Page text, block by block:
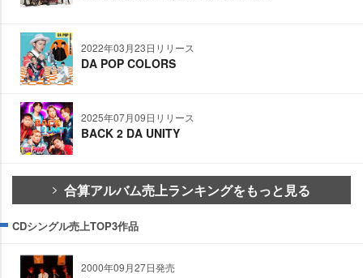
2022年03月23日リリース
DA POP COLORS
2025年07月09日リリース
BACK 2 DA UNITY
合算アルバム売上ランキングをもっと見る
CDシングル売上TOP3作品
2000年09月27日発売